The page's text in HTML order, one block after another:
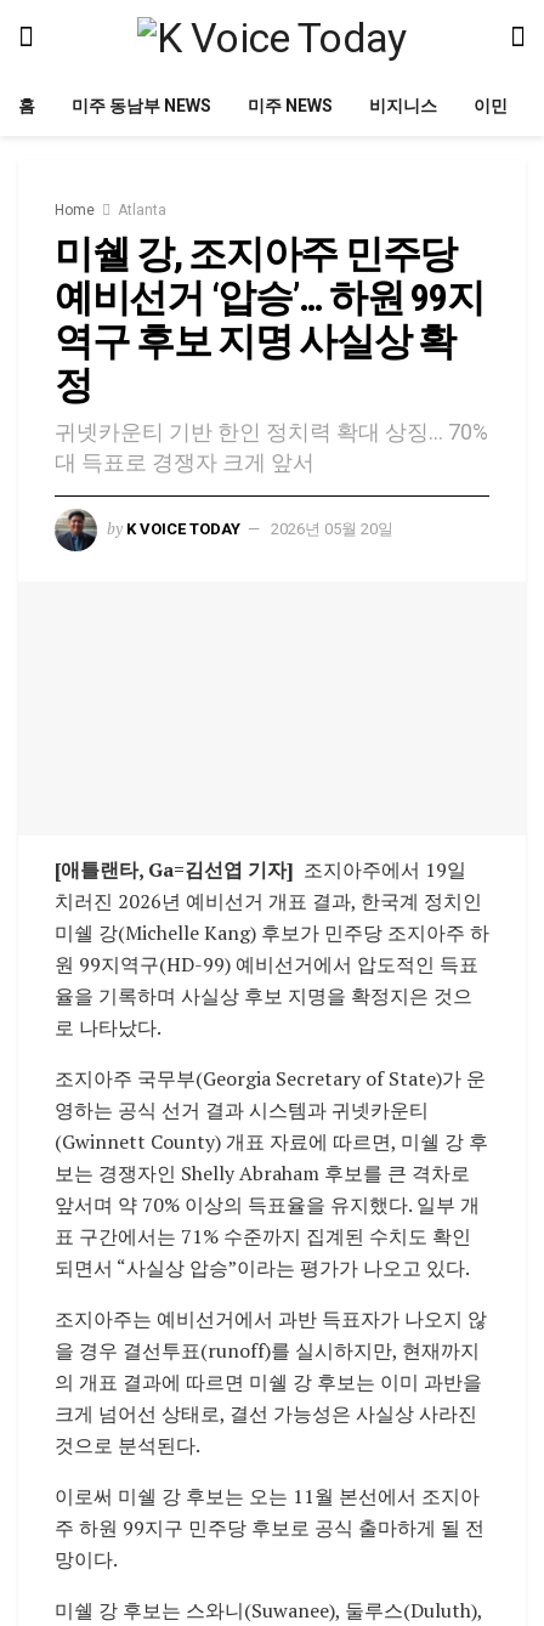
홈 미주 동남부 NEWS 미주 NEWS 비지니스 이민
Home Atlanta
미쉘 강, 조지아주 민주당
예비선거 ‘압승’… 하원 99지
역구 후보 지명 사실상 확
정
귀넷카운티 기반 한인 정치력 확대 상징… 70%
대 득표로 경쟁자 크게 앞서
by K VOICE TODAY 2026년 05월 20일
[애틀랜타, Ga=김선엽 기자] 조지아주에서 19일
치러진 2026년 예비선거 개표 결과, 한국계 정치인
미쉘 강(Michelle Kang) 후보가 민주당 조지아주 하
원 99지역구(HD-99) 예비선거에서 압도적인 득표
율을 기록하며 사실상 후보 지명을 확정지은 것으
로 나타났다.
조지아주 국무부(Georgia Secretary of State)가 운
영하는 공식 선거 결과 시스템과 귀넷카운티
(Gwinnett County) 개표 자료에 따르면, 미쉘 강 후
보는 경쟁자인 Shelly Abraham 후보를 큰 격차로
앞서며 약 70% 이상의 득표율을 유지했다. 일부 개
표 구간에서는 71% 수준까지 집계된 수치도 확인
되면서 “사실상 압승”이라는 평가가 나오고 있다.
조지아주는 예비선거에서 과반 득표자가 나오지 않
을 경우 결선투표(runoff)를 실시하지만, 현재까지
의 개표 결과에 따르면 미쉘 강 후보는 이미 과반을
크게 넘어선 상태로, 결선 가능성은 사실상 사라진
것으로 분석된다.
이로써 미쉘 강 후보는 오는 11월 본선에서 조지아
주 하원 99지구 민주당 후보로 공식 출마하게 될 전
망이다.
미쉘 강 후보는 스와니(Suwanee), 둘루스(Duluth),